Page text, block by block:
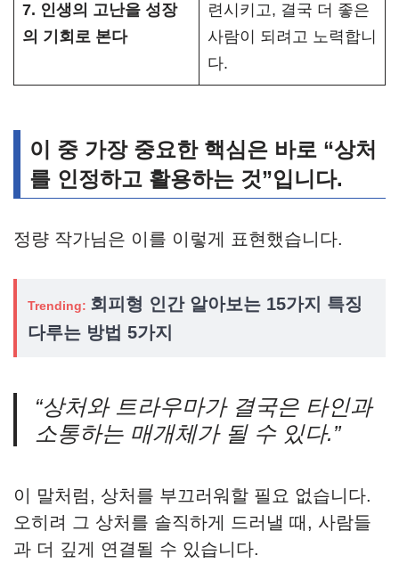
7. 인생의 고난을 성장
의 기회로 본다
련시키고, 결국 더 좋은
사람이 되려고 노력합니
다.
이 중 가장 중요한 핵심은 바로 “상처
를 인정하고 활용하는 것”입니다.
정량 작가님은 이를 이렇게 표현했습니다.
Trending: 회피형 인간 알아보는 15가지 특징
다루는 방법 5가지
“상처와 트라우마가 결국은 타인과
소통하는 매개체가 될 수 있다.”
이 말처럼, 상처를 부끄러워할 필요 없습니다.
오히려 그 상처를 솔직하게 드러낼 때, 사람들
과 더 깊게 연결될 수 있습니다.